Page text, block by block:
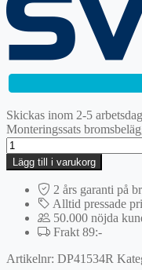
1772 kr.1329 kr.
Skickas inom 2-5
Monteringssats
EBC
Yellowstuff
bromsbelägg
mängd
Lägg till i varukorg
2 års garanti på
Alltid pressade
50.000 nöjda
Frakt 89:-
Artikelnr: DP41534R